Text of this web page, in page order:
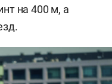
на 400 м, а